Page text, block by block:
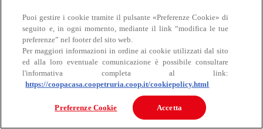
Bovino
Puoi gestire i cookie tramite il pulsante «Preferenze Cookie» di
seguito e, in ogni momento, mediante il link “modifica le tue
preferenze” nel footer del sito web.
Per maggiori informazioni in ordine ai cookie utilizzati dal sito
ed alla loro eventuale comunicazione è possibile consultare
l'informativa completa al link:
https://coopacasa.coopetruria.coop.it/cookiepolicy.html
Preferenze Cookie Accetta